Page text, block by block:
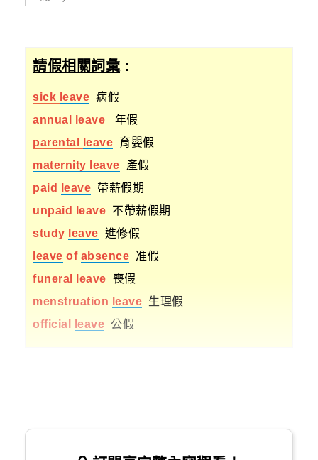
請假相關詞彙 :
sick leave 病假
annual
leave 年假
parental
leave 育嬰假
maternity leave 產假
paid
leave 帶薪假期
unpaid
leave 不帶薪假期
study leave 進修假
leave of absence 准假
funeral
leave 喪假
menstruation leave 生理假
official
leave 公假